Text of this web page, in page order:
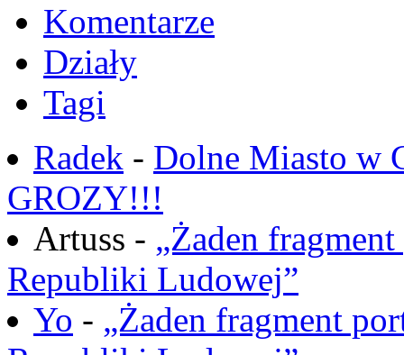
Komentarze
Działy
Tagi
Radek - Dolne Miasto w
GROZY!!!
Artuss - „Żaden
Republiki Ludowej”
Yo - „Żaden fragment